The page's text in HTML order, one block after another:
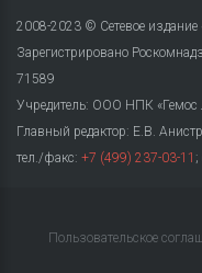
2008-2023 © Сетевое издание
Зарегистрировано
71589
Учредитель: ООО НПК «Гемос
Главный редактор: Е.В.
тел./факс: +7 (499) 237-03-11 ;
Пользовательское